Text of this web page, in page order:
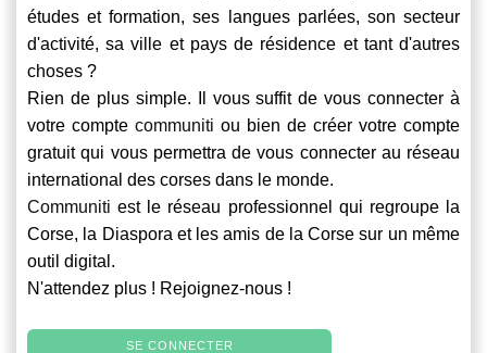
études et formation, ses langues parlées, son secteur
d'activité, sa ville et pays de résidence et tant d'autres
choses ?
Rien de plus simple. Il vous suffit de vous connecter à
votre compte communiti ou bien de créer votre compte
gratuit qui vous permettra de vous connecter au réseau
international des corses dans le monde.
Communiti est le réseau professionnel qui regroupe la
Corse, la Diaspora et les amis de la Corse sur un même
outil digital.
N'attendez plus ! Rejoignez-nous !
SE CONNECTER